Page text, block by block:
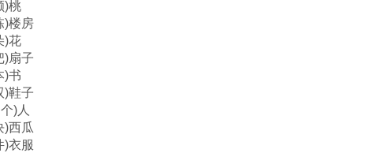
)桃
)楼房
)花
)扇子
)书
)鞋子
)人
)西瓜
)衣服